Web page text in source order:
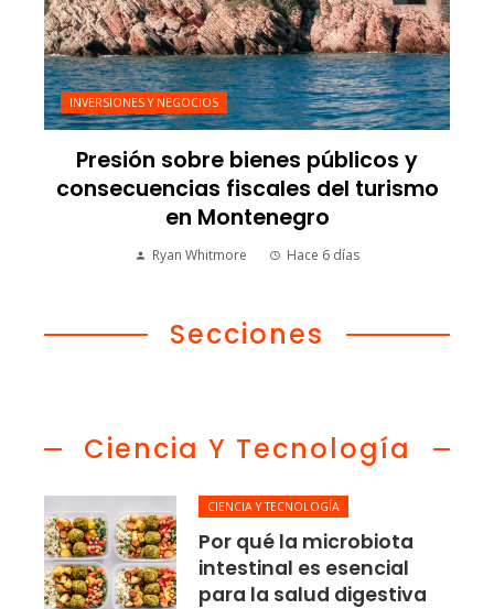
INVERSIONES Y NEGOCIOS
Presión sobre bienes públicos y
consecuencias fiscales del turismo
en Montenegro
Ryan Whitmore Hace 6 días
Secciones
Ciencia Y Tecnología
CIENCIA Y TECNOLOGÍA
Por qué la microbiota
intestinal es esencial
para la salud digestiva